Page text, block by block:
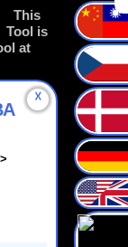
This
Tool is
at
☓